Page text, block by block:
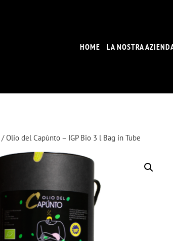
HOME LA NOSTRA
/ Olio del Capùnto – IGP Bio 3 l Bag in Tube